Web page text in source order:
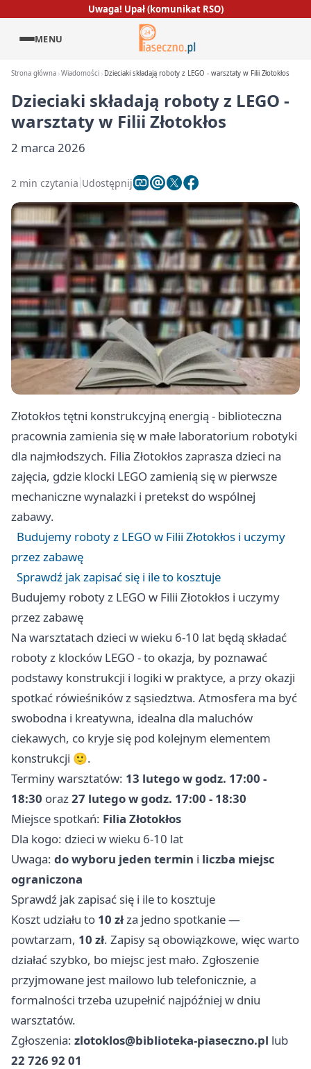
Uwaga! Upał (komunikat RSO)
MENU
Strona główna Wiadomości Dzieciaki składają roboty z LEGO - warsztaty w Filii Złotokłos
Dzieciaki składają roboty z LEGO -
warsztaty w Filii Złotokłos
2 marca 2026
2 min czytania Udostępnij
Złotokłos tętni konstrukcyjną energią - biblioteczna
pracownia zamienia się w małe laboratorium robotyki
dla najmłodszych. Filia Złotokłos zaprasza dzieci na
zajęcia, gdzie klocki LEGO zamienią się w pierwsze
mechaniczne wynalazki i pretekst do wspólnej
zabawy.
Budujemy roboty z LEGO w Filii Złotokłos i uczymy
przez zabawę
Sprawdź jak zapisać się i ile to kosztuje
Budujemy roboty z LEGO w Filii Złotokłos i uczymy
przez zabawę
Na warsztatach dzieci w wieku 6-10 lat będą składać
roboty z klocków LEGO - to okazja, by poznawać
podstawy konstrukcji i logiki w praktyce, a przy okazji
spotkać rówieśników z sąsiedztwa. Atmosfera ma być
swobodna i kreatywna, idealna dla maluchów
ciekawych, co kryje się pod kolejnym elementem
konstrukcji 🙂.
Terminy warsztatów: 13 lutego w godz. 17:00 -
18:30 oraz27 lutego w godz. 17:00 - 18:30
Miejsce spotkań: Filia Złotokłos
Dla kogo: dzieci w wieku 6-10 lat
Uwaga: do wyboru jeden termin i liczba miejsc
ograniczona
Sprawdź jak zapisać się i ile to kosztuje
Koszt udziału to 10 złza jedno spotkanie —
powtarzam, 10 zł. Zapisy są obowiązkowe, więc warto
działać szybko, bo miejsc jest mało. Zgłoszenie
przyjmowane jest mailowo lub telefonicznie, a
formalności trzeba uzupełnić najpóźniej w dniu
warsztatów.
Zgłoszenia: zlotoklos@biblioteka-piaseczno.pl lub
22 726 92 01